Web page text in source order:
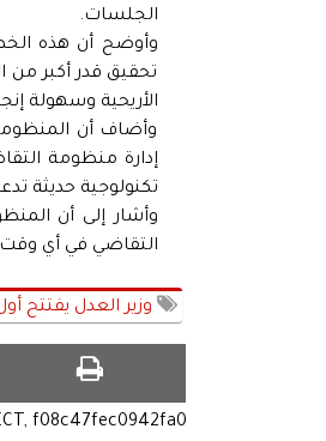
الجلسات.
وأوضح أن هذه
تحقيق قدر أكبر من
الأريحية وسهولة
وأضاف أن
إدارة منظومة
تكنولوجية حديثة
وأشار إلى أن
التقاضي في أي وقت
وزير العدل يفتتح
f08c47fec0942fa0